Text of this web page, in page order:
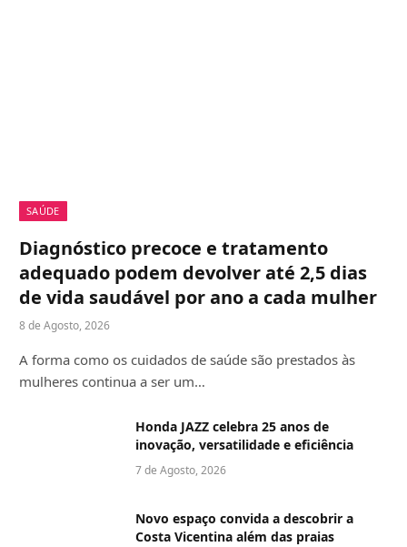
SAÚDE
Diagnóstico precoce e tratamento
adequado podem devolver até 2,5 dias
de vida saudável por ano a cada mulher
8 de Agosto, 2026
A forma como os cuidados de saúde são prestados às
mulheres continua a ser um…
Honda JAZZ celebra 25 anos de
inovação, versatilidade e eficiência
7 de Agosto, 2026
Novo espaço convida a descobrir a
Costa Vicentina além das praias